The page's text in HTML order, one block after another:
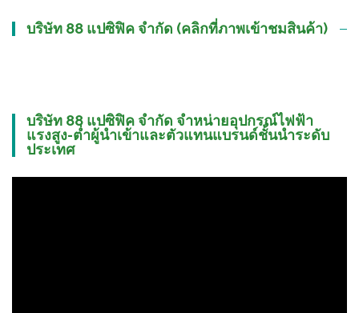
บริษัท 88 แปซิฟิค จำกัด (คลิกที่ภาพเข้าชมสินค้า)
บริษัท 88 แปซิฟิค จำกัด จำหน่ายอุปกรณ์ไฟฟ้า
แรงสูง-ต่ำผู้นำเข้าและตัวแทนแบรนด์ชั้นนำระดับ
ประเทศ